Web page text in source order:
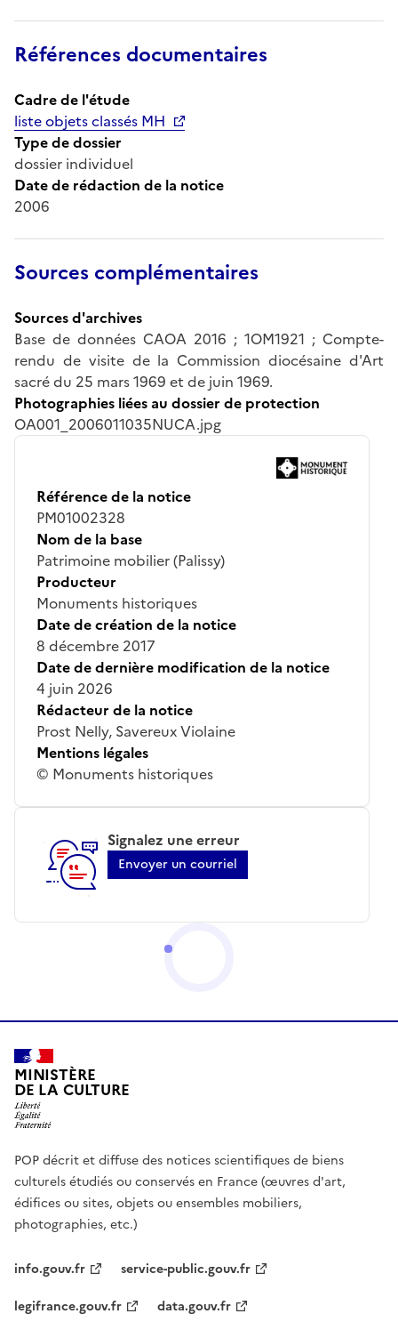
Références documentaires
Cadre de l'étude
liste objets classés MH
Type de dossier
dossier individuel
Date de rédaction de la notice
2006
Sources complémentaires
Sources d'archives
Base de données CAOA 2016 ; 1OM1921 ; Compte-
rendu de visite de la Commission diocésaine d'Art
sacré du 25 mars 1969 et de juin 1969.
Photographies liées au dossier de protection
OA001_2006011035NUCA.jpg
Référence de la notice
PM01002328
Nom de la base
Patrimoine mobilier (Palissy)
Producteur
Monuments historiques
Date de création de la notice
8 décembre 2017
Date de dernière modification de la notice
4 juin 2026
Rédacteur de la notice
Prost Nelly, Savereux Violaine
Mentions légales
© Monuments historiques
Signalez une erreur
Envoyer un courriel
MINISTÈRE
DE LA CULTURE
POP décrit et diffuse des notices scientifiques de biens
culturels étudiés ou conservés en France (œuvres d'art,
édifices ou sites, objets ou ensembles mobiliers,
photographies, etc.)
info.gouv.fr
service-public.gouv.fr
legifrance.gouv.fr
data.gouv.fr